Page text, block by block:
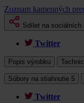
Zoznam kamenných
Sdílet na
Twitter
Popis výrobku
Súbory na stiahnutie 5
Twitter